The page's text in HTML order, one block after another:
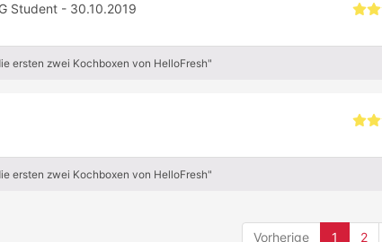
Student - 30.10.2019
ersten zwei Kochboxen von HelloFresh"
ersten zwei Kochboxen von HelloFresh"
Vorherige 1 (current)
2